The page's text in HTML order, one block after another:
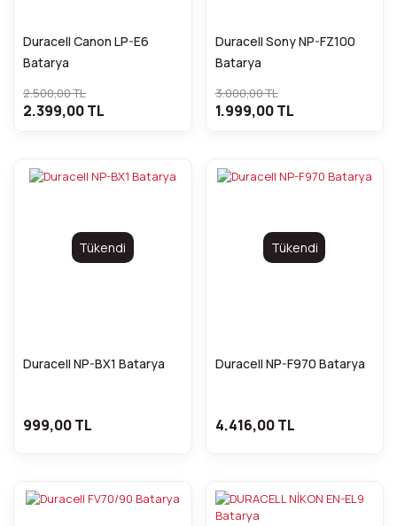
Duracell Canon LP-E6
Batarya
2.500,00 TL
2.399,00 TL
Duracell Sony NP-FZ100
Batarya
3.000,00 TL
1.999,00 TL
Tükendi
Duracell NP-BX1 Batarya
999,00 TL
Tükendi
Duracell NP-F970 Batarya
4.416,00 TL